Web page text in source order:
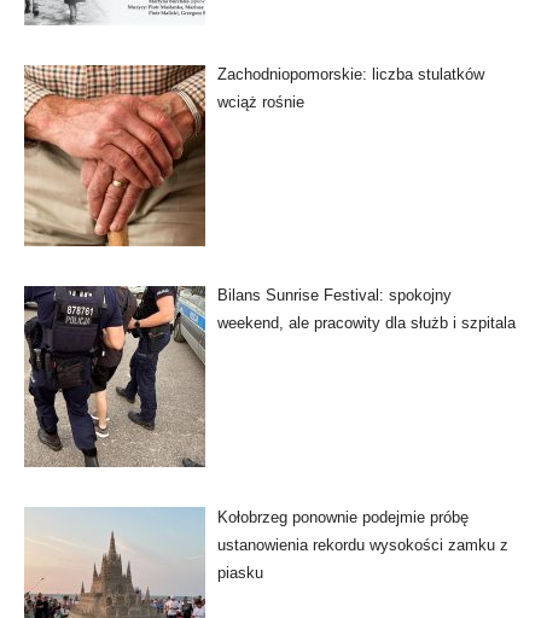
Zachodniopomorskie: liczba stulatków
wciąż rośnie
Bilans Sunrise Festival: spokojny
weekend, ale pracowity dla służb i szpitala
Kołobrzeg ponownie podejmie próbę
ustanowienia rekordu wysokości zamku z
piasku